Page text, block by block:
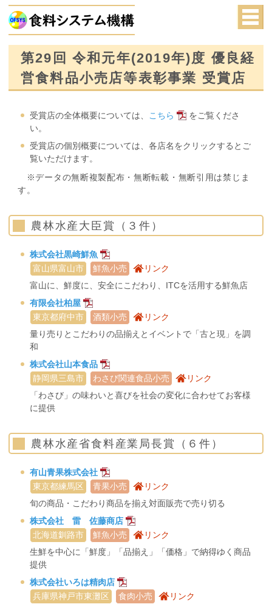
第29回 令和元年(2019年)度 優良経
営食料品小売店等表彰事業 受賞店
受賞店の全体概要については、 こちら
をご覧くださ
い。
受賞店の個別概要については、各店名をクリックするとご
覧いただけます。
※データの無断複製配布・無断転載・無断引用は禁じま
す。
農林水産大臣賞（３件）
株式会社黒崎鮮魚
富山県富山市
鮮魚小売
リンク
富山に、鮮度に、安全にこだわり、ITCを活用する鮮魚店
有限会社柏屋
東京都府中市
酒類小売
リンク
量り売りとこだわりの品揃えとイベントで「古と現」を調
和
株式会社山本食品
静岡県三島市
わさび関連食品小売
リンク
「わさび」の味わいと喜びを社会の変化に合わせてお客様
に提供
農林水産省食料産業局長賞（６件）
有山青果株式会社
東京都練馬区
青果小売
リンク
旬の商品・こだわり商品を揃え対面販売で売り切る
株式会社 雷 佐藤商店
北海道釧路市
鮮魚小売
リンク
生鮮を中心に「鮮度」「品揃え」「価格」で納得ゆく商品
提供
株式会社いろは精肉店
兵庫県神戸市東灘区
食肉小売
リンク